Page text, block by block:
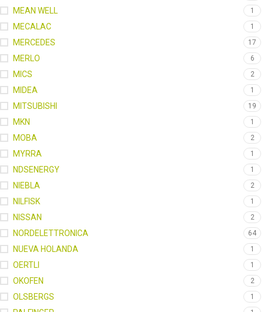
MEAN WELL 1
MECALAC 1
MERCEDES 17
MERLO 6
MICS 2
MIDEA 1
MITSUBISHI 19
MKN 1
MOBA 2
MYRRA 1
NDSENERGY 1
NIEBLA 2
NILFISK 1
NISSAN 2
NORDELETTRONICA 64
NUEVA HOLANDA 1
OERTLI 1
OKOFEN 2
OLSBERGS 1